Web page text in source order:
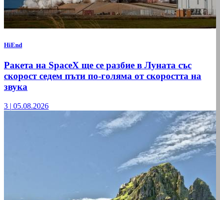
HiEnd
Ракета на SpaceX ще се разбие в Луната със
скорост седем пъти по-голяма от скоростта на
звука
3 | 05.08.2026